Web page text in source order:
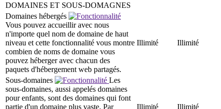
DOMAINES ET SOUS-DOMAGNES
Domaines hébergés
Vous pouvez accueillir avec nous
n'importe quel nom de domaine de haut
niveau et cette fonctionnalité vous montre
combien de noms de domaine vous
pouvez héberger avec chacun des
paquets d'hébergement web partagés.
Illimité Illimité
Sous-domaines
Les
sous-domaines, aussi appelés domaines
pour enfants, sont des domaines qui font
partie d'un domaine plus vaste. Par
Illimité Illimité